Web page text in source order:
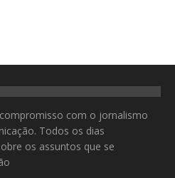
com o jornalismo
Todos os dias
os assuntos que se